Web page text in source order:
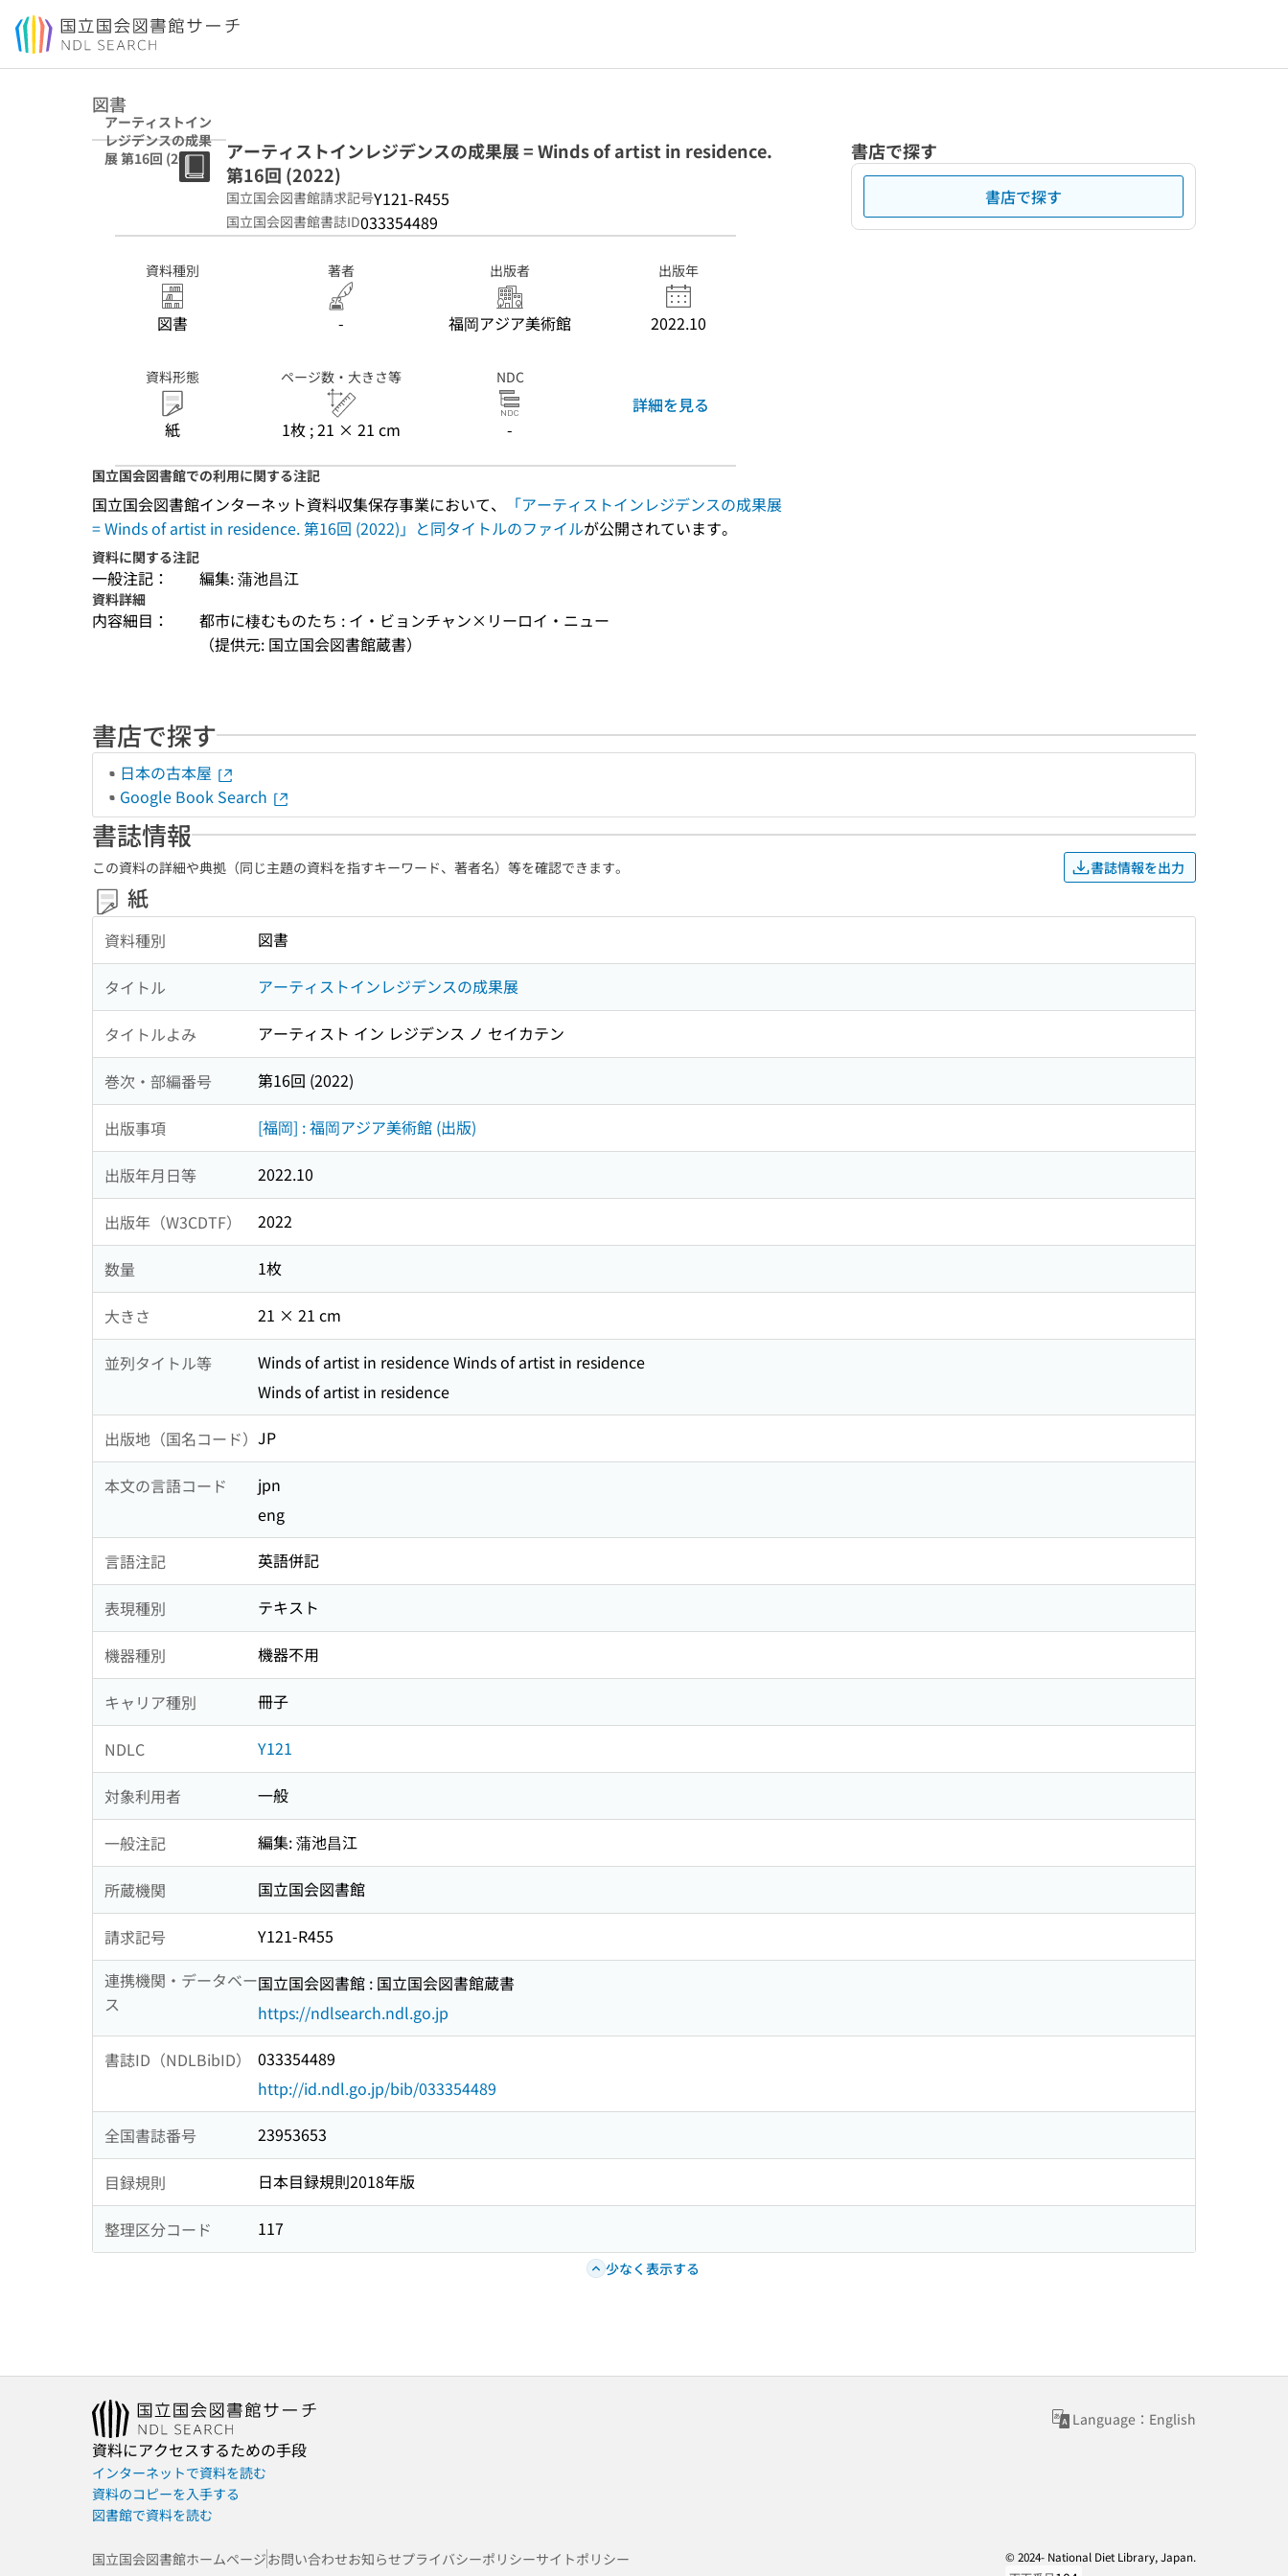
本文へ移動
図書
アーティストイン
レジデンスの成果
展 第16回 (2022)
アーティストインレジデンスの成果展 = Winds of artist in residence.
第16回 (2022)
国立国会図書館請求記号Y121-R455
国立国会図書館書誌ID033354489
資料種別
図書
著者
-
出版者
福岡アジア美術館
出版年
2022.10
資料形態
紙
ページ数・大きさ等
1枚 ; 21 × 21 cm
NDC
-
詳細を見る
国立国会図書館での利用に関する注記
国立国会図書館インターネット資料収集保存事業において、
「アーティストインレジデンスの成果展
= Winds of artist in residence. 第16回 (2022)」と同タイトルのファイルが公開されています。
資料に関する注記
一般注記： 編集: 蒲池昌江
資料詳細
内容細目：
都市に棲むものたち : イ・ビョンチャン×リーロイ・ニュー
（提供元: 国立国会図書館蔵書）
書店で探す
書店で探す
書店で探す
日本の古本屋
Google Book Search
書誌情報
この資料の詳細や典拠（同じ主題の資料を指すキーワード、著者名）等を確認できます。 書誌情報を出力
紙
資料種別 図書
タイトル アーティストインレジデンスの成果展
タイトルよみ アーティスト イン レジデンス ノ セイカテン
巻次・部編番号 第16回 (2022)
出版事項 [福岡] : 福岡アジア美術館 (出版)
出版年月日等 2022.10
出版年（W3CDTF） 2022
数量 1枚
大きさ 21 × 21 cm
並列タイトル等
Winds of artist in residence Winds of artist in residence
Winds of artist in residence
出版地（国名コード） JP
本文の言語コード
jpn
eng
言語注記 英語併記
表現種別 テキスト
機器種別 機器不用
キャリア種別 冊子
NDLC Y121
対象利用者 一般
一般注記 編集: 蒲池昌江
所蔵機関 国立国会図書館
請求記号
Y121-R455
連携機関・データベー
ス
国立国会図書館 : 国立国会図書館蔵書
https://ndlsearch.ndl.go.jp
書誌ID（NDLBibID）
033354489
http://id.ndl.go.jp/bib/033354489
全国書誌番号 23953653
目録規則 日本目録規則2018年版
整理区分コード 117
少なく表示する
Language：English
資料にアクセスするための手段
インターネットで資料を読む
資料のコピーを入手する
図書館で資料を読む
国立国会図書館ホームページお問い合わせお知らせプライバシーポリシーサイトポリシー
© 2024- National Diet Library, Japan.